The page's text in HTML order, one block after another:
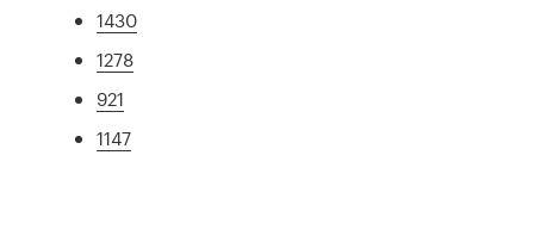
1430
1278
921
1147